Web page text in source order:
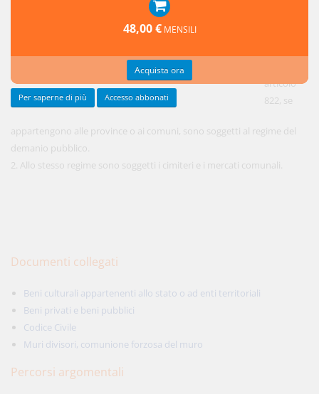
articolo
822, se
appartengono alle province o ai comuni, sono soggetti al regime del
demanio pubblico.
2. Allo stesso regime sono soggetti i cimiteri e i mercati comunali.
Documenti collegati
Beni culturali appartenenti allo stato o ad enti territoriali
Beni privati e beni pubblici
Codice Civile
Muri divisori, comunione forzosa del muro
Percorsi argomentali
48,00 € MENSILI
Acquista ora
Per saperne di più Accesso abbonati